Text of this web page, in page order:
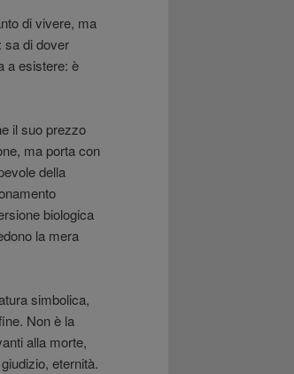
di vivere, ma
sa di dover
a esistere: è
il suo prezzo
ma porta con
della
biologica
la mera
simbolica,
Non è la
alla morte,
eternità.